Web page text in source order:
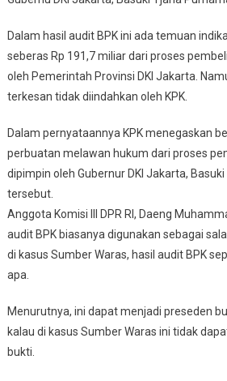
Dalam hasil audit BPK ini ada temuan
seberas Rp 191,7 miliar dari proses
oleh Pemerintah Provinsi DKI Jakarta.
terkesan tidak diindahkan oleh KPK.
Dalam pernyataannya KPK menegaskan
perbuatan melawan hukum dari proses
dipimpin oleh Gubernur DKI Jakarta,
tersebut.
Anggota Komisi III DPR RI, Daeng
audit BPK biasanya digunakan sebagai
di kasus Sumber Waras, hasil audit BPK
apa.
Menurutnya, ini dapat menjadi preseden
kalau di kasus Sumber Waras ini tidak
bukti.